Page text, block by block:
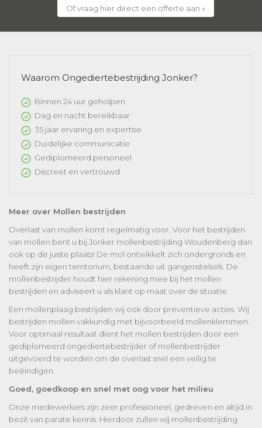
Of vraag hier direct een offerte aan »
Waarom Ongediertebestrijding Jonker?
Binnen 24 uur geholpen
Dag en nacht bereikbaar
35 jaar ervaring en expertise
Duidelijke communicatie
Gediplomeerd personeel
Discreet en vertrouwd
Meer over Mollen bestrijden
Overlast van mollen komt regelmatig voor. Voor het bestrijden
van mollen bent u bij Jonker mollenbestrijding Woudenberg dan
ook op de juiste plaats! De mol ontwikkelt zich ondergronds en
heeft zijn eigen territorium, bestaande uit gangenstelsels. De
mollenbestrijder houdt hier rekening mee bij het mollen
bestrijden en adviseert u als klant op maat over de situatie.
Een mollenplaag bestrijden wij ook door preventieve acties. Wij
bestrijden mollen vakkundig met bijvoorbeeld mollenklemmen.
Voor optimaal resultaat dient het mollen bestrijden door een
gediplomeerd ongediertebestrijder of mollenbestrijder
uitgevoerd te worden om de overlast snel een veilig te
beëindigen.
Goed, goedkoop en snel met oog voor het milieu
Onze medewerkers zijn zeer professioneel, gedreven en altijd in
bezit van parate kennis. Hierdoor zullen wij mollenbestrijding